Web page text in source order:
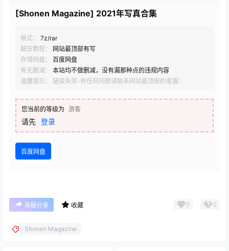
[Shonen Magazine] 2021年写真合集
格式：
7z/rar
解压教程：
网站最顶部有写
存储网盘：
百度网盘
有无删减：
本站均不做删减，没有漏那种点的违规内容
温馨提示： 链接失效-有任何问题请联系网站最顶部的客服：
您当前的等级为 游客
请先 登录
百度网盘
海报分享 收藏 0 0
Shonen Magazine